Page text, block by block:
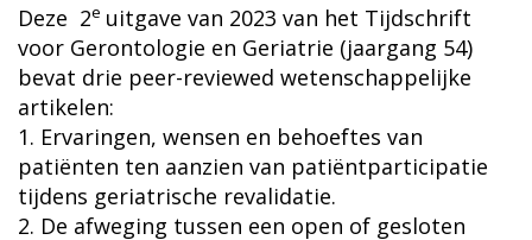
Deze 2e uitgave van 2023 van het Tijdschrift
voor Gerontologie en Geriatrie (jaargang 54)
bevat drie peer-reviewed wetenschappelijke
artikelen:
1. Ervaringen, wensen en behoeftes van
patiënten ten aanzien van patiëntparticipatie
tijdens geriatrische revalidatie.
2. De afweging tussen een open of gesloten